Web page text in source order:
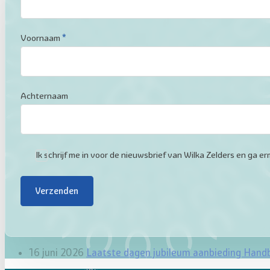
Voornaam *
Achternaam
Ik schrijf me in voor de nieuwsbrief van Wilka Zelders en ga
Verzenden
16 juni 2026 Laatste dagen jubileum aanbieding